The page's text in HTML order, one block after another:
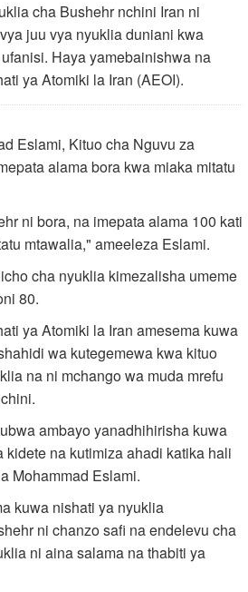
cha Bushehr nchini Iran ni
juu vya nyuklia duniani kwa
Haya yamebainishwa na
ya Atomiki la Iran (AEOI).
Eslami, Kituo cha Nguvu za
alama bora kwa miaka mitatu
ni bora, na imepata alama 100 kati
mtawalia," ameeleza Eslami.
cha nyuklia kimezalisha umeme
80.
ya Atomiki la Iran amesema kuwa
wa kutegemewa kwa kituo
na ni mchango wa muda mrefu
ambayo yanadhihirisha kuwa
kidete na kutimiza ahadi katika hali
Mohammad Eslami.
kuwa nishati ya nyuklia
ni chanzo safi na endelevu cha
ni aina salama na thabiti ya